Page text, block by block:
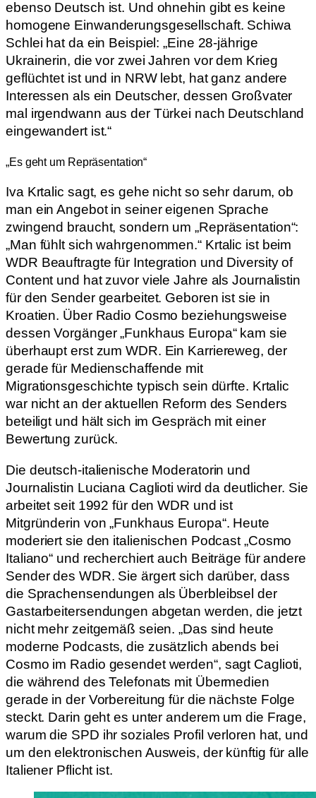
ebenso Deutsch ist. Und ohnehin gibt es keine
homogene Einwanderungsgesellschaft. Schiwa
Schlei hat da ein Beispiel: „Eine 28-jährige
Ukrainerin, die vor zwei Jahren vor dem Krieg
geflüchtet ist und in NRW lebt, hat ganz andere
Interessen als ein Deutscher, dessen Großvater
mal irgendwann aus der Türkei nach Deutschland
eingewandert ist.“
„Es geht um Repräsentation“
Iva Krtalic sagt, es gehe nicht so sehr darum, ob
man ein Angebot in seiner eigenen Sprache
zwingend braucht, sondern um „Repräsentation“:
„Man fühlt sich wahrgenommen.“ Krtalic ist beim
WDR Beauftragte für Integration und Diversity of
Content und hat zuvor viele Jahre als Journalistin
für den Sender gearbeitet. Geboren ist sie in
Kroatien. Über Radio Cosmo beziehungsweise
dessen Vorgänger „Funkhaus Europa“ kam sie
überhaupt erst zum WDR. Ein Karriereweg, der
gerade für Medienschaffende mit
Migrationsgeschichte typisch sein dürfte. Krtalic
war nicht an der aktuellen Reform des Senders
beteiligt und hält sich im Gespräch mit einer
Bewertung zurück.
Die deutsch-italienische Moderatorin und
Journalistin Luciana Caglioti wird da deutlicher. Sie
arbeitet seit 1992 für den WDR und ist
Mitgründerin von „Funkhaus Europa“. Heute
moderiert sie den italienischen Podcast „Cosmo
Italiano“ und recherchiert auch Beiträge für andere
Sender des WDR. Sie ärgert sich darüber, dass
die Sprachensendungen als Überbleibsel der
Gastarbeitersendungen abgetan werden, die jetzt
nicht mehr zeitgemäß seien. „Das sind heute
moderne Podcasts, die zusätzlich abends bei
Cosmo im Radio gesendet werden“, sagt Caglioti,
die während des Telefonats mit Übermedien
gerade in der Vorbereitung für die nächste Folge
steckt. Darin geht es unter anderem um die Frage,
warum die SPD ihr soziales Profil verloren hat, und
um den elektronischen Ausweis, der künftig für alle
Italiener Pflicht ist.